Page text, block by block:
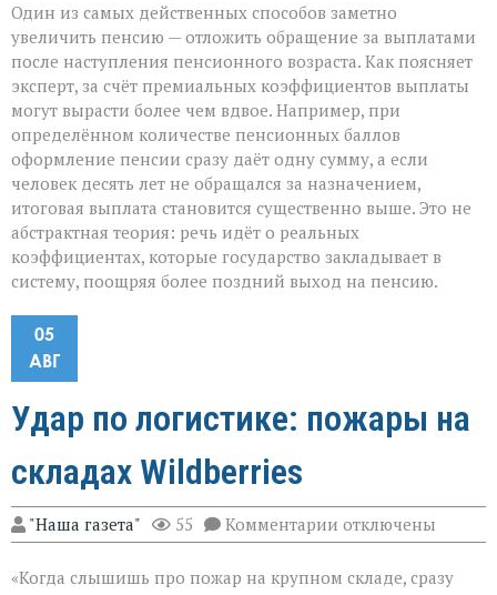
Один из самых действенных способов заметно
увеличить пенсию — отложить обращение за выплатами
после наступления пенсионного возраста. Как поясняет
эксперт, за счёт премиальных коэффициентов выплаты
могут вырасти более чем вдвое. Например, при
определённом количестве пенсионных баллов
оформление пенсии сразу даёт одну сумму, а если
человек десять лет не обращался за назначением,
итоговая выплата становится существенно выше. Это не
абстрактная теория: речь идёт о реальных
коэффициентах, которые государство закладывает в
систему, поощряя более поздний выход на пенсию.
05
АВГ
Удар по логистике: пожары на
складах Wildberries
"Наша газета" 55 Комментарии к
записи
по
отключены
«Когда слышишь про пожар на крупном складе, сразу